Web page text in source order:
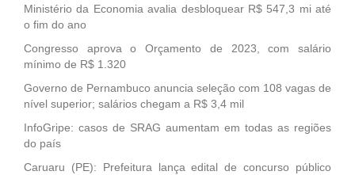
Ministério da Economia avalia desbloquear R$ 547,3 mi até
o fim do ano
Congresso aprova o Orçamento de 2023, com salário
mínimo de R$ 1.320
Governo de Pernambuco anuncia seleção com 108 vagas de
nível superior; salários chegam a R$ 3,4 mil
InfoGripe: casos de SRAG aumentam em todas as regiões
do país
Caruaru (PE): Prefeitura lança edital de concurso público